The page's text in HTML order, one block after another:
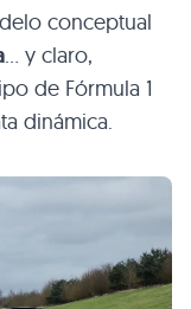
conceptual
… y claro,
de Fórmula 1
dinámica.